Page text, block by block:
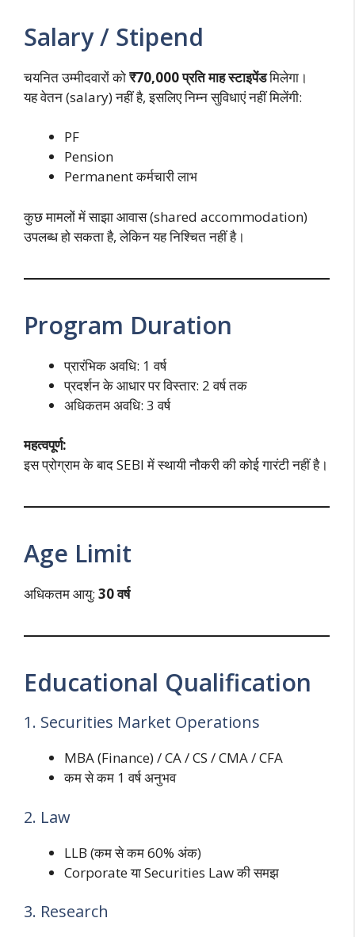
Salary / Stipend
चयनित उम्मीदवारों को₹70,000 प्रति माह स्टाइपेंडमिलेगा।
यह वेतन (salary) नहीं है, इसलिए निम्न सुविधाएं नहीं मिलेंगी:
PF
Pension
Permanent कर्मचारी लाभ
कुछ मामलों में साझा आवास (shared accommodation)
उपलब्ध हो सकता है, लेकिन यह निश्चित नहीं है।
Program Duration
प्रारंभिक अवधि: 1 वर्ष
प्रदर्शन के आधार पर विस्तार: 2 वर्ष तक
अधिकतम अवधि: 3 वर्ष
महत्वपूर्ण:
इस प्रोग्राम के बाद SEBI में स्थायी नौकरी की कोई गारंटी नहीं है।
Age Limit
अधिकतम आयु: 30 वर्ष
Educational Qualification
1. Securities Market Operations
MBA (Finance) / CA / CS / CMA / CFA
कम से कम 1 वर्ष अनुभव
2. Law
LLB (कम से कम 60% अंक)
Corporate या Securities Law की समझ
3. Research